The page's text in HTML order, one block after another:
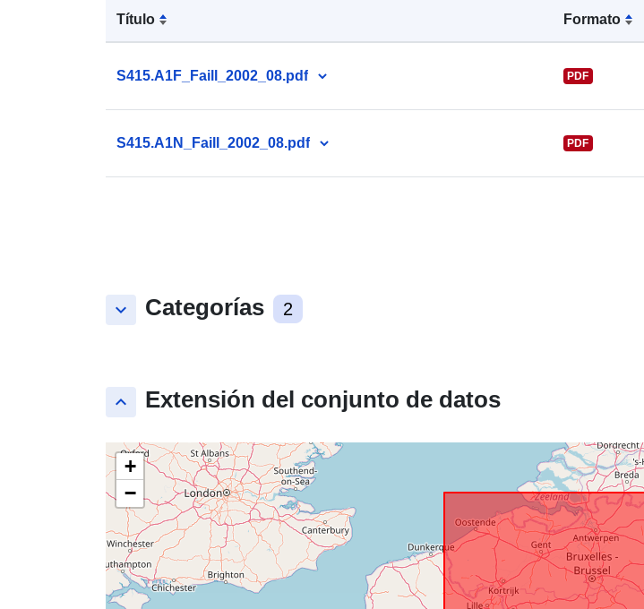
Título Formato
S415.A1F_Faill_2002_08.pdf PDF
S415.A1N_Faill_2002_08.pdf PDF
keyboard_arrow_down Categorías 2
keyboard_arrow_up Extensión del conjunto de datos
+
−